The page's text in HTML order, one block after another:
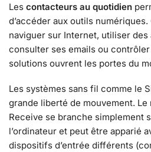
Les contacteurs au quotidien
d’accéder aux outils
naviguer sur Internet, utiliser
consulter ses emails ou
solutions ouvrent les portes du
Les systèmes sans fil comme le
grande liberté de mouvement.
Receive se branche simplement
l’ordinateur et peut être apparié
dispositifs d’entrée différents